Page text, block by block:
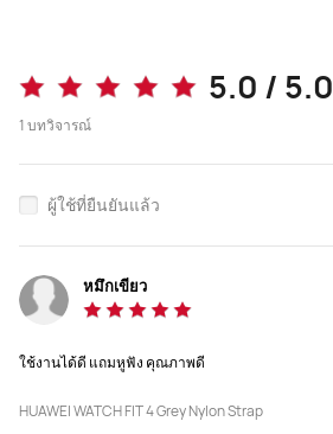
วัสดุตัวเรือน
ระบบ TruSense
N
ข้อมูลสุขภาพบนข้อมือของคุณ
Y
5.0 / 5.0
1บทวิจารณ์
ผู้ใช้ที่ยืนยันแล้ว
หมึกเขียว
ใช้งานได้ดี แถมหูฟัง คุณภาพดี
HUAWEI WATCH FIT 4 Grey Nylon Strap